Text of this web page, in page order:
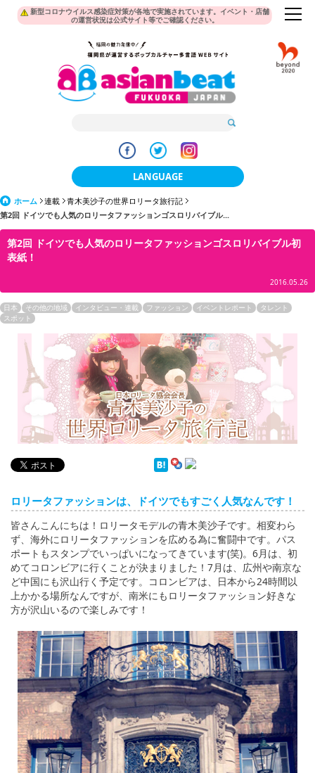
新型コロナウイルス感染症対策が各地で実施されています。イベント・店舗
の運営状況は公式サイト等でご確認ください。
LANGUAGE
日本語
한국어
English
ภาษาไทย
tiéng Viêt
Bahasa Indonesia
ホーム 連載
青木美沙子の世界ロリータ旅行記
第2回 ドイツでも人気のロリータファッションゴスロリバイブル...
第2回 ドイツでも人気のロリータファッションゴスロリバイブル初
表紙！
2016.05.26
日本 その他の地域 インタビュー・連載 ファッション イベントレポート
タレント
スポット
ロリータファッションは、ドイツでもすごく人気なんです！
皆さんこんにちは！ロリータモデルの青木美沙子です。相変わら
ず、海外にロリータファッションを広める為に奮闘中です。パス
ポートもスタンプでいっぱいになってきています(笑)。6月は、初
めてコロンビアに行くことが決まりました！7月は、広州や南京な
ど中国にも沢山行く予定です。コロンビアは、日本から24時間以
上かかる場所なんですが、南米にもロリータファッション好きな
方が沢山いるので楽しみです！